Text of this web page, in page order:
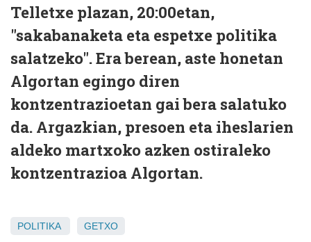
Telletxe plazan, 20:00etan,
"sakabanaketa eta espetxe politika
salatzeko". Era berean, aste honetan
Algortan egingo diren
kontzentrazioetan gai bera salatuko
da. Argazkian, presoen eta iheslarien
aldeko martxoko azken ostiraleko
kontzentrazioa Algortan.
POLITIKA GETXO